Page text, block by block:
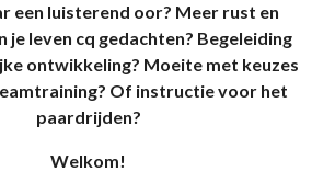
een luisterend oor? Meer rust en
je leven cq gedachten? Begeleiding
ontwikkeling? Moeite met keuzes
Of instructie voor het
paardrijden?
Welkom!